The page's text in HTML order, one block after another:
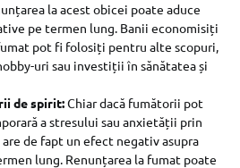
la acest obicei poate aduce
pe termen lung. Banii economisiți
pot fi folosiți pentru alte scopuri,
uri sau investiții în sănătatea și
de spirit:Chiar dacă fumătorii pot
a stresului sau anxietății prin
de fapt un efect negativ asupra
lung. Renunțarea la fumat poate